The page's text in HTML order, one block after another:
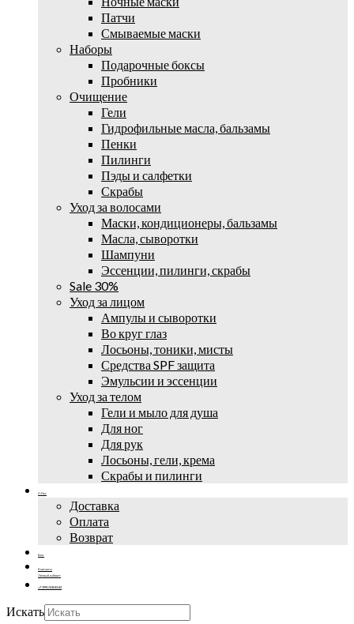
Патчи
Смываемые маски
Наборы
Подарочные боксы
Пробники
Очищение
Гели
Гидрофильные масла, бальзамы
Пенки
Пилинги
Пэды и салфетки
Скрабы
Уход за волосами
Маски, кондиционеры, бальзамы
Масла, сыворотки
Шампуни
Эссенции, пилинги, скрабы
Sale 30%
Уход за лицом
Ампулы и сыворотки
Во круг глаз
Лосьоны, тоники, мисты
Средства SPF защита
Эмульсии и эссенции
Уход за телом
Гели и мыло для душа
Для ног
Для рук
Лосьоны, гели, крема
Скрабы и пилинги
О Нас
Доставка
Оплата
Возврат
Блог
Контакты
Личный кабинет
+7 (995) 502-42-42
Искать